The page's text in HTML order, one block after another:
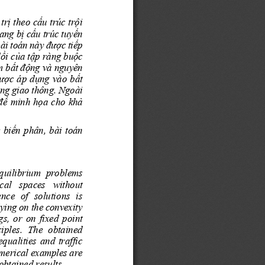
theo cấu trúc trội
bị cấu trúc tuyến
toán này được tiếp
của tập ràng buộc
bất động và nguyên
áp dụng vào bất
giao thông. Ngoài
minh họa cho khả
phân, bài toán
problems
spaces   without
of  solutions  is
on the convexity
or on fixed point
The  obtained
and  traffic
examples are